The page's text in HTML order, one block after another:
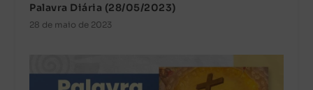
Palavra Diária (28/05/2023)
28 de maio de 2023